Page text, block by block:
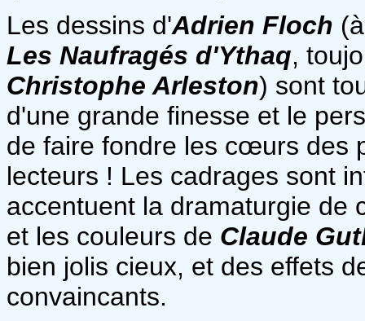
Les dessins d'Adrien Floch
Les Naufragés d'Ythaq,
Christophe Arleston) sont
d'une grande finesse et le
de faire fondre les cœurs des
lecteurs ! Les cadrages sont
accentuent la dramaturgie de
et les couleurs de Claude
bien jolis cieux, et des effets
convaincants.